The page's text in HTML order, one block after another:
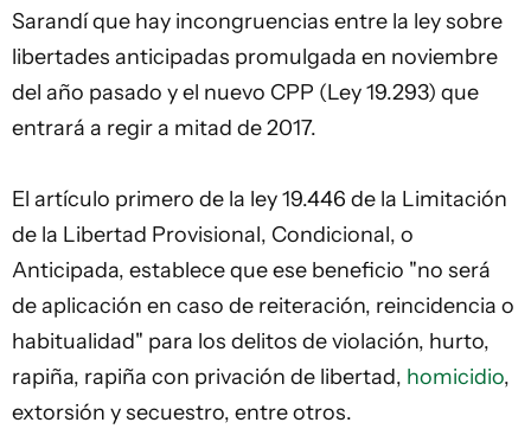
Sarandí que hay incongruencias entre la ley sobre
libertades anticipadas promulgada en noviembre
del año pasado y el nuevo CPP (Ley 19.293) que
entrará a regir a mitad de 2017.
El artículo primero de la ley 19.446 de la Limitación
de la Libertad Provisional, Condicional, o
Anticipada, establece que ese beneficio "no será
de aplicación en caso de reiteración, reincidencia o
habitualidad" para los delitos de violación, hurto,
rapiña, rapiña con privación de libertad, homicidio,
extorsión y secuestro, entre otros.